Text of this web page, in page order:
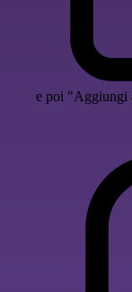
e poi "Aggiungi